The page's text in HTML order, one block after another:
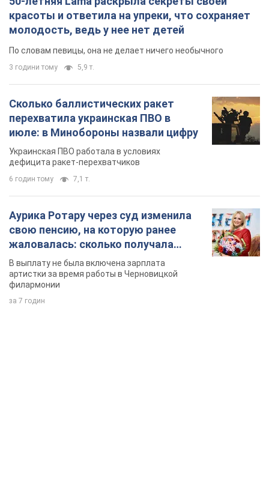
красоты и ответила на упреки, что сохраняет
молодость, ведь у нее нет детей
По словам певицы, она не делает ничего необычного
3 години тому 5,9 т.
Сколько баллистических ракет
перехватила украинская ПВО в
июле: в Минобороны назвали цифру
Украинская ПВО работала в условиях
дефицита ракет-перехватчиков
6 годин тому 7,1 т.
Аурика Ротару через суд изменила
свою пенсию, на которую ранее
жаловалась: сколько получала
певица
В выплату не была включена зарплата
артистки за время работы в Черновицкой
филармонии
за 7 годин